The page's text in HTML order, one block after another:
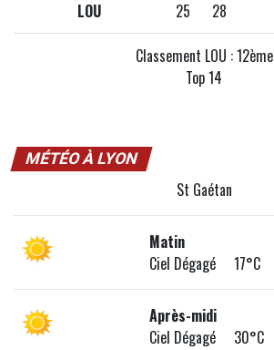
LOU 25 28
Classement LOU : 12ème
Top 14
MÉTÉO À LYON
St Gaétan
Matin
Ciel Dégagé 17°C
Après-midi
Ciel Dégagé 30°C